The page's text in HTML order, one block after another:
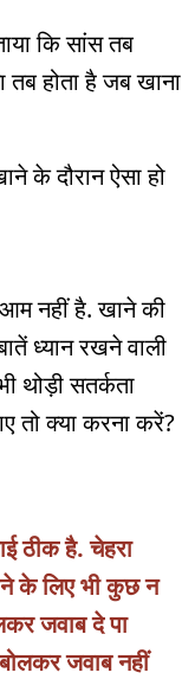
कि सांस तब
होता है जब खाना
के दौरान ऐसा हो
नहीं है. खाने की
ध्यान रखने वाली
थोड़ी सतर्कता
तो क्या करना करें?
ठीक है. चेहरा
के लिए भी कुछ न
जवाब दे पा
जवाब नहीं